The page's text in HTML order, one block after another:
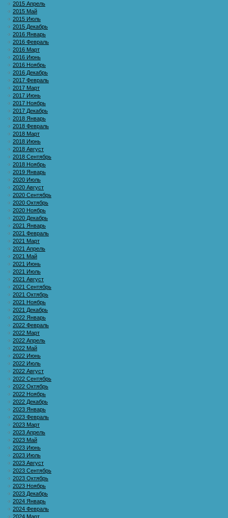
2015 Апрель
2015 Май
2015 Июль
2015 Декабрь
2016 Январь
2016 Февраль
2016 Март
2016 Июнь
2016 Ноябрь
2016 Декабрь
2017 Февраль
2017 Март
2017 Июнь
2017 Ноябрь
2017 Декабрь
2018 Январь
2018 Февраль
2018 Март
2018 Июнь
2018 Август
2018 Сентябрь
2018 Ноябрь
2019 Январь
2020 Июль
2020 Август
2020 Сентябрь
2020 Октябрь
2020 Ноябрь
2020 Декабрь
2021 Январь
2021 Февраль
2021 Март
2021 Апрель
2021 Май
2021 Июнь
2021 Июль
2021 Август
2021 Сентябрь
2021 Октябрь
2021 Ноябрь
2021 Декабрь
2022 Январь
2022 Февраль
2022 Март
2022 Апрель
2022 Май
2022 Июнь
2022 Июль
2022 Август
2022 Сентябрь
2022 Октябрь
2022 Ноябрь
2022 Декабрь
2023 Январь
2023 Февраль
2023 Март
2023 Апрель
2023 Май
2023 Июнь
2023 Июль
2023 Август
2023 Сентябрь
2023 Октябрь
2023 Ноябрь
2023 Декабрь
2024 Январь
2024 Февраль
2024 Март